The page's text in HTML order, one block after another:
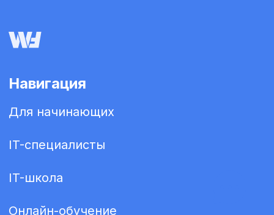
Навигация
Для начинающих
IT-специалисты
IT-школа
Онлайн-обучение